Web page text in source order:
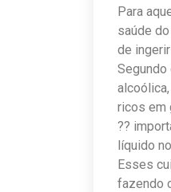
Para
saúde
de
ricos em
??
líquido
Esses
fazendo